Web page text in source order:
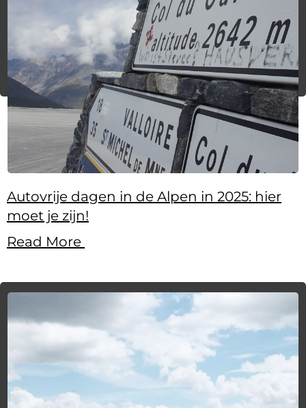
Autovrije dagen in de Alpen in 2025: hier
moet je zijn!
Read More